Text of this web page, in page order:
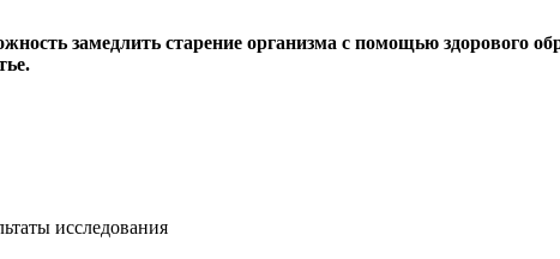
замедлить старение организма с помощью здорового